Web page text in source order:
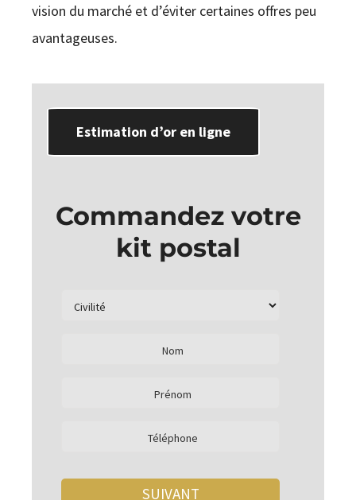
vision du marché et d’éviter certaines offres peu
avantageuses.
Estimation d’or en ligne
Commandez votre
kit postal